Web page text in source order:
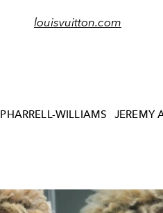
louisvuitton.com
PHARRELL-WILLIAMS JEREMY